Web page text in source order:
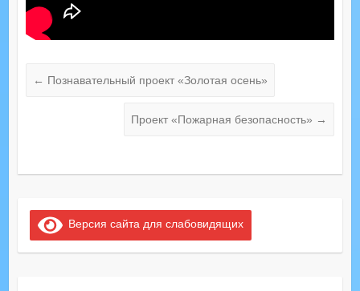
← Познавательный проект «Золотая осень»
Проект «Пожарная безопасность» →
Версия сайта для слабовидящих